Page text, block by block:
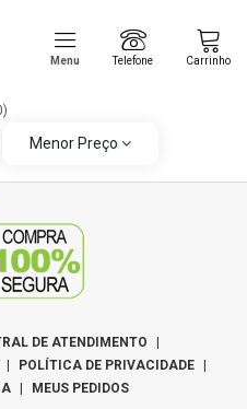
Menu Telefone Carrinho
Menor Preço
DE ATENDIMENTO
|
| POLÍTICA DE PRIVACIDADE |
| MEUS PEDIDOS